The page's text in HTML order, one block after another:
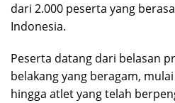
dari 2.000 peserta yang
Indonesia.
Peserta datang dari belasan
belakang yang beragam,
hingga atlet yang telah